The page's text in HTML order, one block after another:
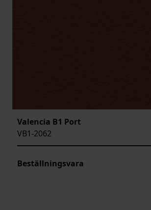
Valencia B1 Port
VB1-2062
Beställningsvara